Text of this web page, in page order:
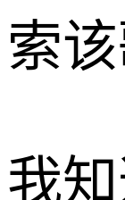
索
我